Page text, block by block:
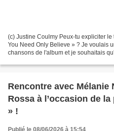
(c) Justine Coulmy Peux-tu expliciter
You Need Only Believe » ? Je voulais
chansons de l'album et je souhaitais
Rencontre avec Mélanie
Rossa à l’occasion de
» !
Publié le 08/06/2026 à 15:54